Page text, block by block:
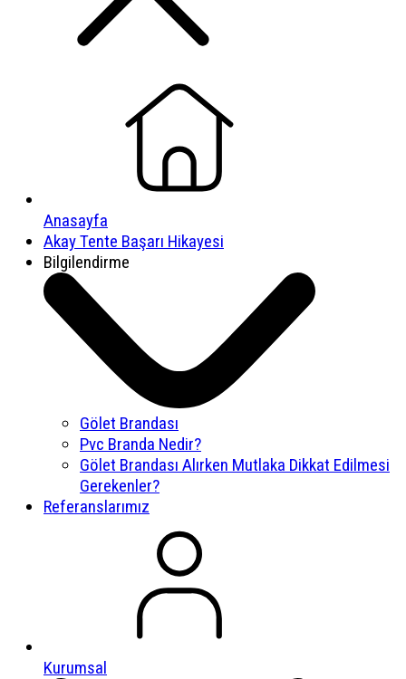
Anasayfa
Akay Tente Başarı Hikayesi
Bilgilendirme
Gölet Brandası
Pvc Branda Nedir?
Gölet Brandası Alırken Mutlaka Dikkat Edilmesi
Gerekenler?
Referanslarımız
Kurumsal